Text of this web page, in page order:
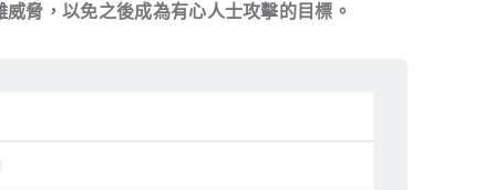
脅，以免之後成為有心人士攻擊的目標。